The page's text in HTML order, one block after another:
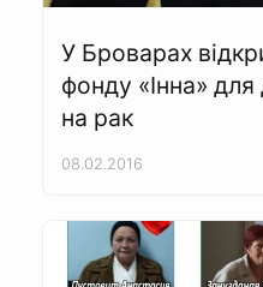
У Броварах
фонду «Інна»
на рак
08.02.2016